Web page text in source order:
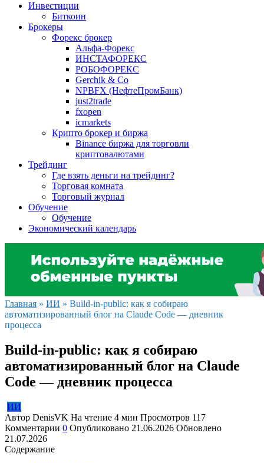
Инвестиции
Биткоин
Брокеры
Форекс брокер
Альфа-Форекс
ИНСТАФОРЕКС
РОБОФОРЕКС
Gerchik & Co
NPBFX (НефтеПромБанк)
just2trade
fxopen
icmarkets
Крипто брокер и биржа
Binance биржа для торговли
криптовалютами
Трейдинг
Где взять деньги на трейдинг?
Торговая комната
Торговый журнал
Обучение
Обучение
Экономический календарь
Главная » ИИ » Build-in-public: как я собираю
автоматизированный блог на Claude Code — дневник
процесса
Build-in-public: как я собираю
автоматизированный блог на Claude
Code — дневник процесса
ИИ
Автор DenisVK На чтение 4 мин Просмотров 117
Комментарии 0 Опубликовано 21.06.2026 Обновлено
21.07.2026
Содержание